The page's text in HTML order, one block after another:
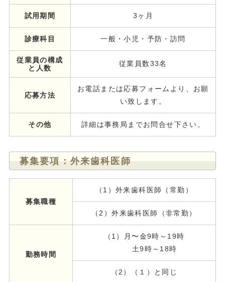
試用期間 3ヶ月
診療科目 一般・小児・予防・訪問
従業員の構成
と人数
従業員数33名
応募方法
お電話または応募フォームより、お願
い致します。
その他 詳細は事務局までお問合せ下さい。
募集要項：外来歯科医師
募集職種
（1）外来歯科医師（常勤）
（2）外来歯科医師（非常勤）
勤務時間
（1）月〜金9時～19時
土9時～18時
（2）（１）と同じ